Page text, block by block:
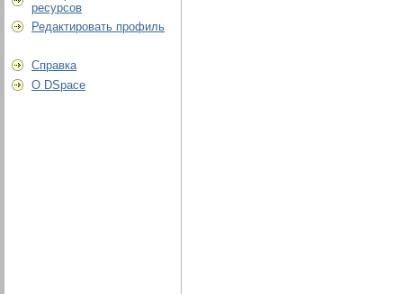
ресурсов
Редактировать профиль
Справка
О DSpace